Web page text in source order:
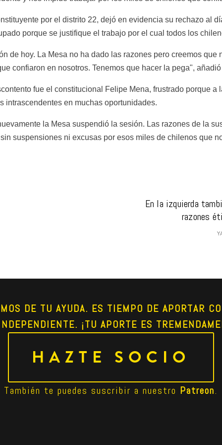
por el distrito 22, dejó en evidencia su rechazo al
porque se justifique el trabajo por el cual todos los
de hoy. La Mesa no ha dado las razones pero creemos que
confiaron en nosotros. Tenemos que hacer la pega",
fue el constitucional Felipe Mena, frustrado porque a
intrascendentes en muchas oportunidades.
la Mesa suspendió la sesión. Las razones de la
suspensiones ni excusas por esos miles de chilenos que
En la izquierda
razones
DE TU AYUDA. ES TIEMPO DE APORTAR
¡TU APORTE ES
HAZTE SOCIO
También te puedes suscribir a nuestro Patreon.